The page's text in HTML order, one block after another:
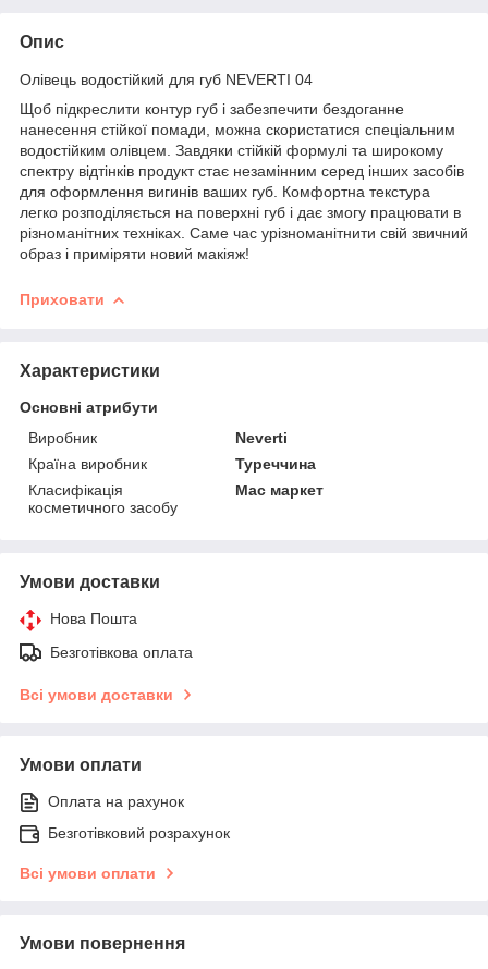
Опис
Олівець водостійкий для губ NEVERTI 04
Щоб підкреслити контур губ і забезпечити бездоганне
нанесення стійкої помади, можна скористатися спеціальним
водостійким олівцем. Завдяки стійкій формулі та широкому
спектру відтінків продукт стає незамінним серед інших засобів
для оформлення вигинів ваших губ. Комфортна текстура
легко розподіляється на поверхні губ і дає змогу працювати в
різноманітних техніках. Саме час урізноманітнити свій звичний
образ і приміряти новий макіяж!
Приховати
Характеристики
Основні атрибути
Виробник
Neverti
Країна виробник
Туреччина
Класифікація
косметичного засобу
Мас маркет
Умови доставки
Нова Пошта
Безготівкова оплата
Всі умови доставки
Умови оплати
Оплата на рахунок
Безготівковий розрахунок
Всі умови оплати
Умови повернення